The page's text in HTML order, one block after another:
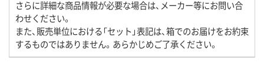
さらに詳細な商品情報が必要な場合は、メーカー等にお問い合
わせください。
また、販売単位における「セット」表記は、箱でのお届けをお約束
するものではありません。あらかじめご了承ください。